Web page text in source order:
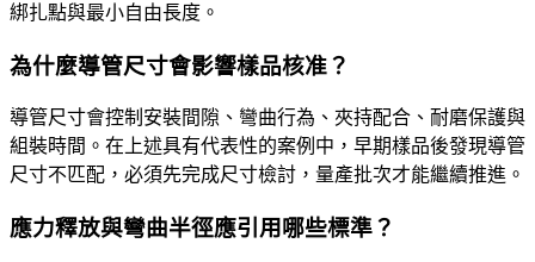
綁扎點與最小自由長度。
為什麼導管尺寸會影響樣品核准？
導管尺寸會控制安裝間隙、彎曲行為、夾持配合、耐磨保護與
組裝時間。在上述具有代表性的案例中，早期樣品後發現導管
尺寸不匹配，必須先完成尺寸檢討，量產批次才能繼續推進。
應力釋放與彎曲半徑應引用哪些標準？